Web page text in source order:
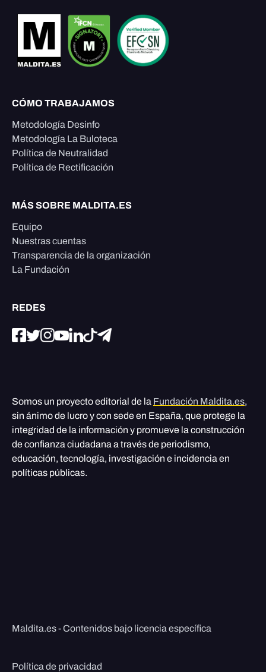
CÓMO TRABAJAMOS
Metodología Desinfo
Metodología La Buloteca
Política de Neutralidad
Política de Rectificación
MÁS SOBRE MALDITA.ES
Equipo
Nuestras cuentas
Transparencia de la organización
La Fundación
REDES
Somos un proyecto editorial de la Fundación Maldita.es,
sin ánimo de lucro y con sede en España, que protege la
integridad de la información y promueve la construcción
de confianza ciudadana a través de periodismo,
educación, tecnología, investigación e incidencia en
políticas públicas.
Maldita.es - Contenidos bajo licencia específica
Política de privacidad